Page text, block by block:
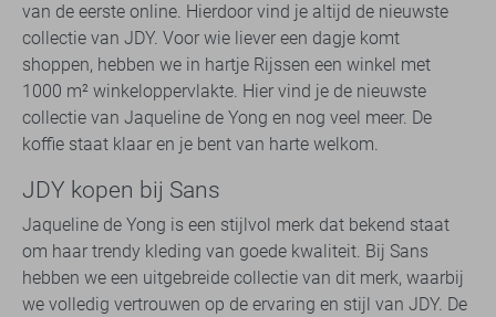
van de eerste online. Hierdoor vind je altijd de nieuwste
collectie van JDY. Voor wie liever een dagje komt
shoppen, hebben we in hartje Rijssen een winkel met
1000 m² winkeloppervlakte. Hier vind je de nieuwste
collectie van Jaqueline de Yong en nog veel meer. De
koffie staat klaar en je bent van harte welkom.
JDY kopen bij Sans
Jaqueline de Yong is een stijlvol merk dat bekend staat
om haar trendy kleding van goede kwaliteit. Bij Sans
hebben we een uitgebreide collectie van dit merk, waarbij
we volledig vertrouwen op de ervaring en stijl van JDY. De